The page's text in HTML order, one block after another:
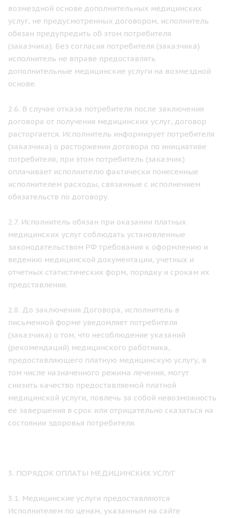
возмездной основе дополнительных медицинских
услуг, не предусмотренных договором, исполнитель
обязан предупредить об этом потребителя
(заказчика). Без согласия потребителя (заказчика)
исполнитель не вправе предоставлять
дополнительные медицинские услуги на возмездной
основе.
2.6. В случае отказа потребителя после заключения
договора от получения медицинских услуг, договор
расторгается. Исполнитель информирует потребителя
(заказчика) о расторжении договора по инициативе
потребителя, при этом потребитель (заказчик)
оплачивает исполнителю фактически понесенные
исполнителем расходы, связанные с исполнением
обязательств по договору.
2.7. Исполнитель обязан при оказании платных
медицинских услуг соблюдать установленные
законодательством РФ требования к оформлению и
ведению медицинской документации, учетных и
отчетных статистических форм, порядку и срокам их
представления.
2.8. До заключения Договора, исполнитель в
письменной форме уведомляет потребителя
(заказчика) о том, что несоблюдение указаний
(рекомендаций) медицинского работника,
предоставляющего платную медицинскую услугу, в
том числе назначенного режима лечения, могут
снизить качество предоставляемой платной
медицинской услуги, повлечь за собой невозможность
ее завершения в срок или отрицательно сказаться на
состоянии здоровья потребителя.
3. ПОРЯДОК ОПЛАТЫ МЕДИЦИНСКИХ УСЛУГ
3.1. Медицинские услуги предоставляются
Исполнителем по ценам, указанным на сайте